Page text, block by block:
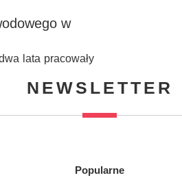
w
lata pracowały
NEWSLETTER
Popularne